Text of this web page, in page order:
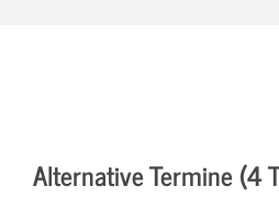
Alternative Termine (4